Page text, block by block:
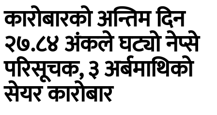
कारोबारको अन्तिम दिन
२७.८४ अंकले घट्यो नेप्से
परिसूचक, ३ अर्बमाथिको
सेयर कारोबार